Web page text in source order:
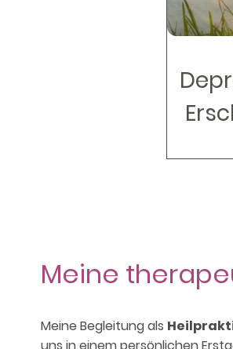
Meine
Meine Begleitung als
uns in einem persönlichen